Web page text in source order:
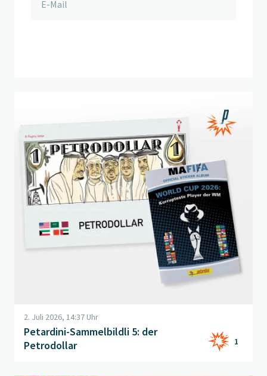
2. Juli 2026, 14:37 Uhr
Petardini-Sammelbildli 5: der
Petrodollar
1